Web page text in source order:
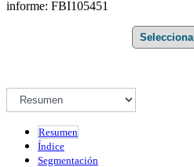
informe: FBI105451
Resumen
Índice
Segmentación